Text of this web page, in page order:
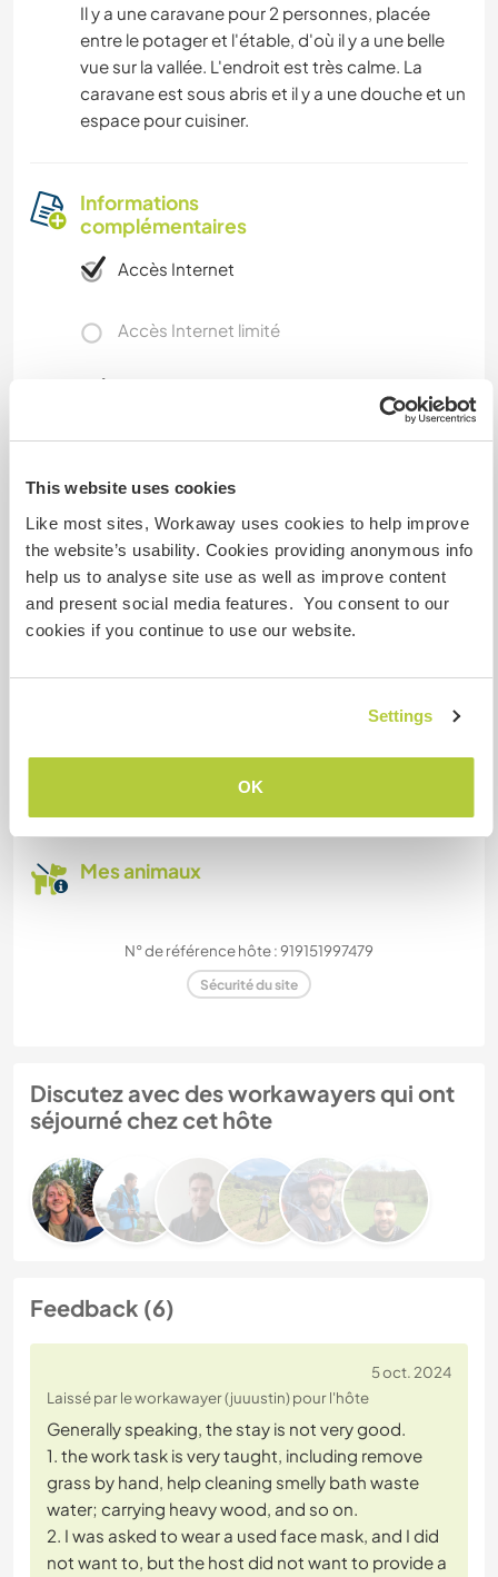
This website uses cookies
Like most sites, Workaway uses cookies to help improve
the website’s usability. Cookies providing anonymous info
help us to analyse site use as well as improve content
and present social media features. You consent to our
cookies if you continue to use our website.
Settings
OK
Il y a une caravane pour 2 personnes, placée
entre le potager et l'étable, d'où il y a une belle
vue sur la vallée. L'endroit est très calme. La
caravane est sous abris et il y a une douche et un
espace pour cuisiner.
Informations
complémentaires
Accès Internet
Accès Internet limité
Familles bienvenues
Espace pour garer des vans
Cet hôte a de la place pour les vans.
Mes animaux
N° de référence hôte : 919151997479
Sécurité du site
Discutez avec des workawayers qui ont
séjourné chez cet hôte
Feedback (6)
5 oct. 2024
Laissé par le workawayer (juuustin) pour l'hôte
Generally speaking, the stay is not very good.
1. the work task is very taught, including remove
grass by hand, help cleaning smelly bath waste
water; carrying heavy wood, and so on.
2. I was asked to wear a used face mask, and I did
not want to, but the host did not want to provide a